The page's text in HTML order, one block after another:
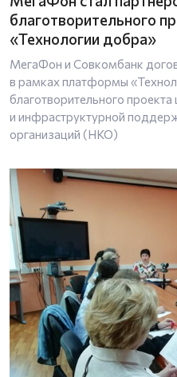
благотворительного
«Технологии добра»
МегаФон и Совкомбанк
в рамках платформы
благотворительного
и инфраструктурной
организаций (НКО)